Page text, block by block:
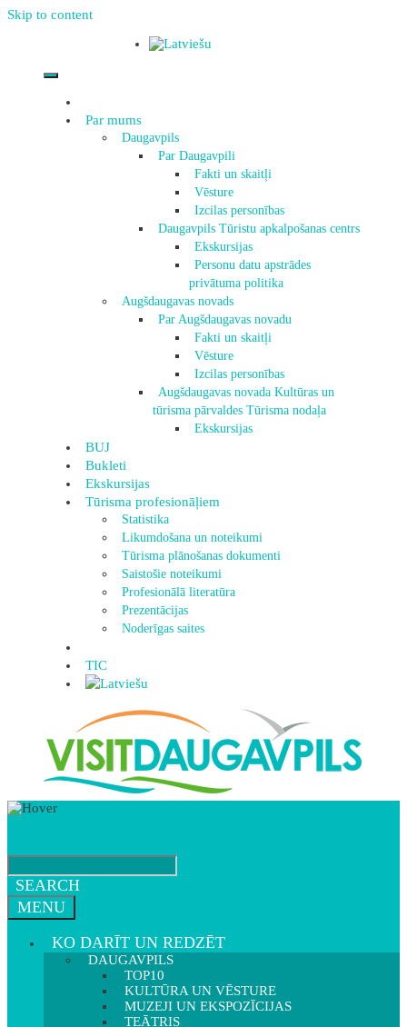
Skip to content
Par mums
Daugavpils
Par Daugavpili
Fakti un skaitļi
Vēsture
Izcilas personības
Daugavpils Tūristu apkalpošanas centrs
Ekskursijas
Personu datu apstrādes
privātuma politika
Augšdaugavas novads
Par Augšdaugavas novadu
Fakti un skaitļi
Vēsture
Izcilas personības
Augšdaugavas novada Kultūras un
tūrisma pārvaldes Tūrisma nodaļa
Ekskursijas
BUJ
Bukleti
Ekskursijas
Tūrisma profesionāļiem
Statistika
Likumdošana un noteikumi
Tūrisma plānošanas dokumenti
Saistošie noteikumi
Profesionālā literatūra
Prezentācijas
Noderīgas saites
TIC
SEARCH
MENU
KO DARĪT UN REDZĒT
DAUGAVPILS
TOP10
KULTŪRA UN VĒSTURE
MUZEJI UN EKSPOZĪCIJAS
TEĀTRIS